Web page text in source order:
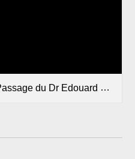
Dr Edouard Broussalian.mp4